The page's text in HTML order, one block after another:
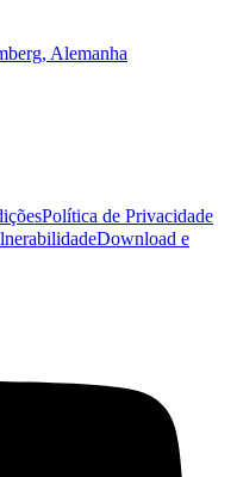
Alemanha
Política de Privacidade
Download e